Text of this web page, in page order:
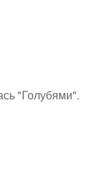
"Голубями".